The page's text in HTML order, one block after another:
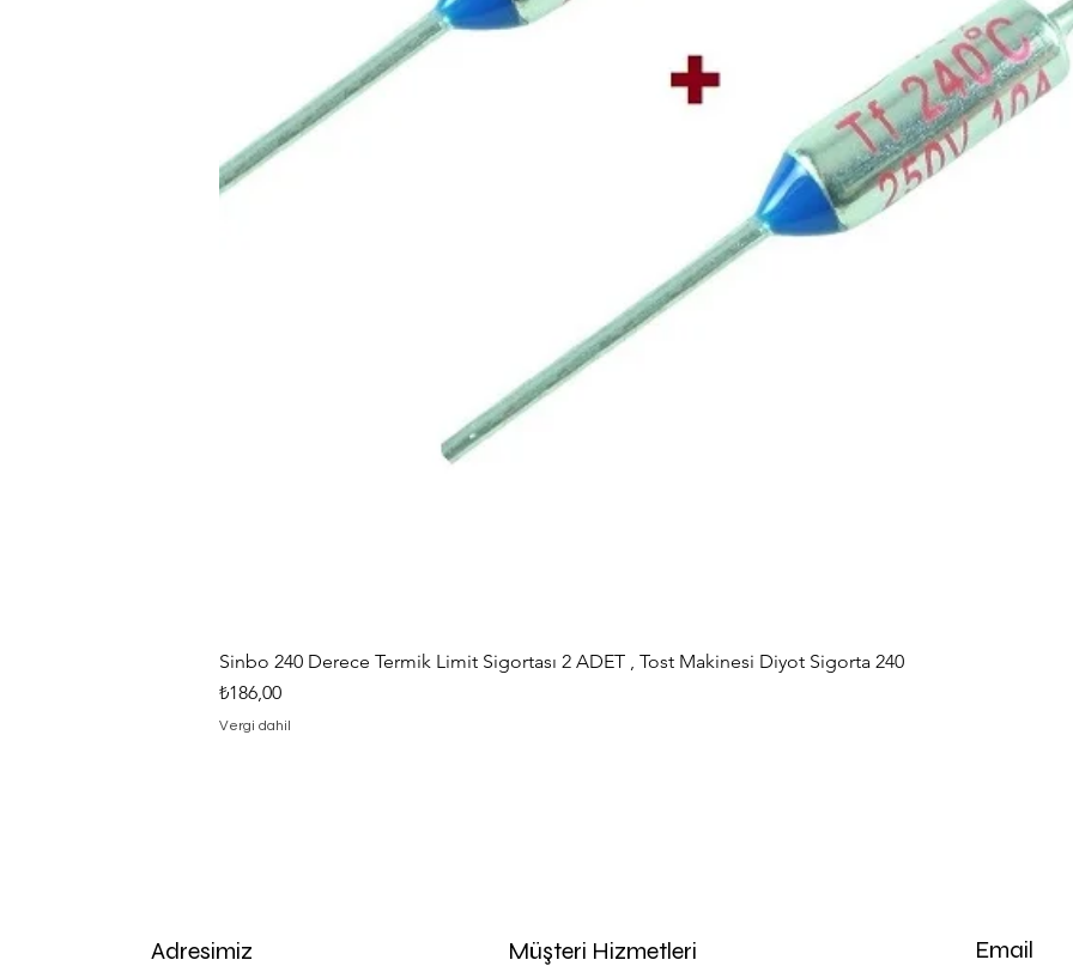
Hızlı Bakış
Sinbo 240 Derece Termik Limit Sigortası 2 ADET , Tost Makinesi Diyot Sigorta 240
Fiyat
₺186,00
Vergi dahil
Adresimiz Müşteri Hizmetleri Email